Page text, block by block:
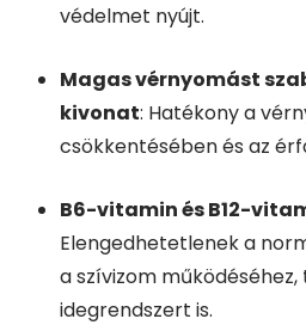
védelmet nyújt.
Magas vérnyomást
kivonat: Hatékony a
csökkentésében és az
B6-vitamin és B12-
Elengedhetetlenek a
a szívizom
idegrendszert is.